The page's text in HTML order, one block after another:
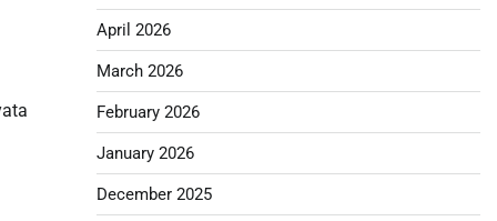
April 2026
March 2026
February 2026
January 2026
December 2025